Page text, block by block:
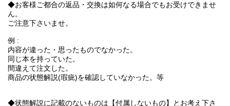
◆お客様ご都合の返品・交換は如何なる場合でもお受けできませ
ん。
ご注意下さいませ。
例 :
内容が違った・思ったものでなかった。
同じ本を持っていた。
間違えて注文した。
商品の状態解説(瑕疵)を確認していなかった。等
◆状態解説に記載のないものは【付属しないもの】とお考え下さ